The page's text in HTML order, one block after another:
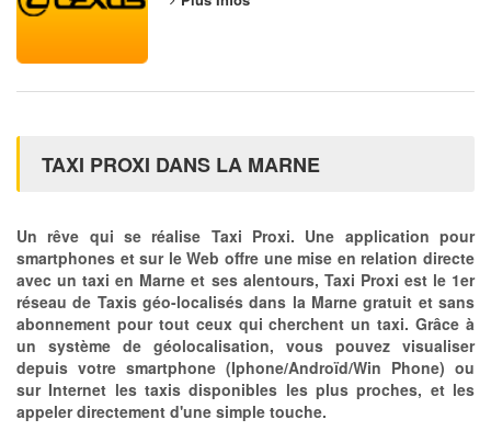
TAXI PROXI DANS LA MARNE
Un rêve qui se réalise Taxi Proxi. Une application pour
smartphones et sur le Web offre une mise en relation directe
avec un taxi en Marne et ses alentours, Taxi Proxi est le 1er
réseau de Taxis géo-localisés dans la Marne gratuit et sans
abonnement pour tout ceux qui cherchent un taxi. Grâce à
un système de géolocalisation, vous pouvez visualiser
depuis votre smartphone (Iphone/Androïd/Win Phone) ou
sur Internet les taxis disponibles les plus proches, et les
appeler directement d'une simple touche.